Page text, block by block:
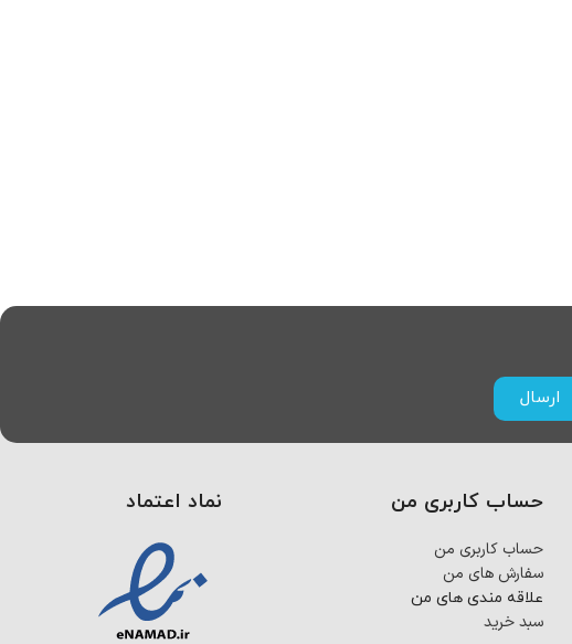
ارسال
حساب کاربری من
حساب کاربری من
سفارش های من
علاقه مندی های من
سبد خرید
نماد اعتماد